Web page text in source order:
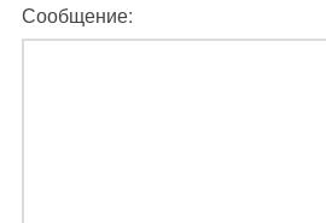
Сообщение: